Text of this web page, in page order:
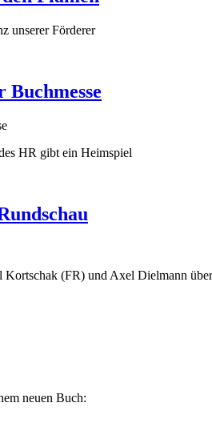
unserer Förderer
HR gibt ein Heimspiel
Kortschak (FR) und Axel Dielmann
neuen Buch: